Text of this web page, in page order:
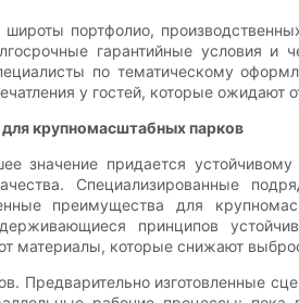
портфолио,
гарантийные условия и
по тематическому
у гостей, которые ожидают
крупномасштабных парков
значение придается
Специализированные
преимущества для
принципов
материалы, которые снижают
Предварительно изготовленные